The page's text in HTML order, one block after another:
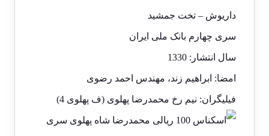
داریوش – تخت جمشید
سری چهارم بانک ملی ایران
سال انتشار: 1330
امضا: ابراهیم زند، مهندس احمد رضوی
فیلیگران: نیم رخ محمدرضا پهلوی (ف پهلوی 4)